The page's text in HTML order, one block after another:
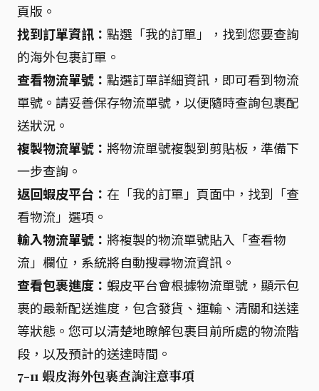
頁版。
找到訂單資訊： 點選「我的訂單」，找到您要查詢
的海外包裹訂單。
查看物流單號： 點選訂單詳細資訊，即可看到物流
單號。請妥善保存物流單號，以便隨時查詢包裹配
送狀況。
複製物流單號： 將物流單號複製到剪貼板，準備下
一步查詢。
返回蝦皮平台： 在「我的訂單」頁面中，找到「查
看物流」選項。
輸入物流單號： 將複製的物流單號貼入「查看物
流」欄位，系統將自動搜尋物流資訊。
查看包裹進度： 蝦皮平台會根據物流單號，顯示包
裹的最新配送進度，包含發貨、運輸、清關和送達
等狀態。您可以清楚地瞭解包裹目前所處的物流階
段，以及預計的送達時間。
7-11 蝦皮海外包裹查詢注意事項